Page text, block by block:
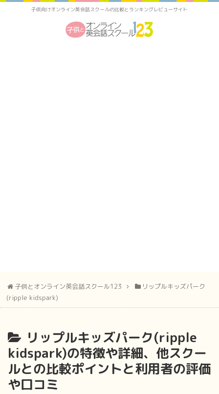
子供向けオンライン英会話スクールの比較とランキングレビューサイト
子供とオンライン英会話スクール123
リップルキッズパーク
(ripple kidspark)
リップルキッズパーク(ripple
kidspark)の特徴や詳細、他スクー
ルとの比較ポイントと利用者の評価
や口コミ